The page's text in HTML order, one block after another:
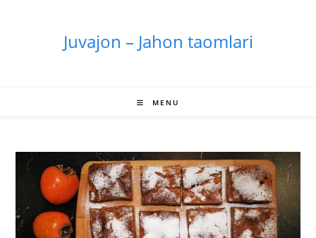
Juvajon – Jahon taomlari
MENU